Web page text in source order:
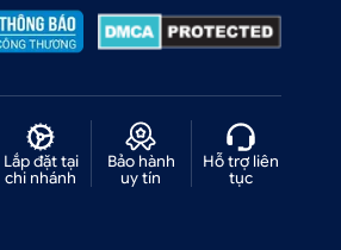
Lắp đặt tại
chi nhánh
Bảo hành
uy tín
Hỗ trợ liên
tục